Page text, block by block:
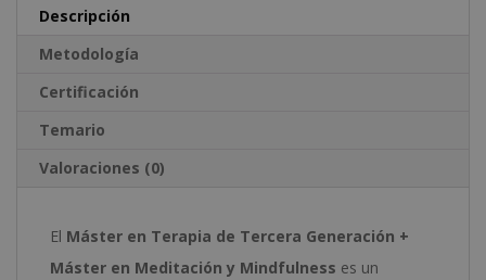
Doble
Titulación
Autentificado
Descripción
Metodología
Certificación
Temario
Valoraciones (0)
El Máster en Terapia de Tercera Generación +
Máster en Meditación y Mindfulness es un